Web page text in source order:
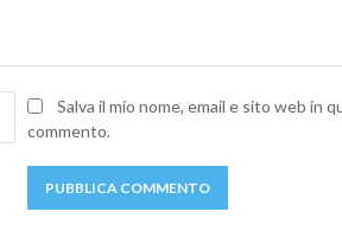
Nome:Salva il mio nome, email e sito web in
commento.